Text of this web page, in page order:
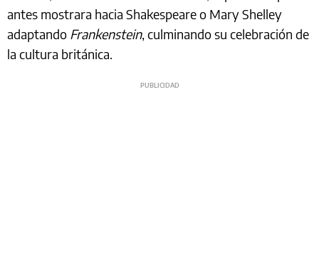
antes mostrara hacia Shakespeare o Mary Shelley
adaptando Frankenstein, culminando su celebración de
la cultura británica.